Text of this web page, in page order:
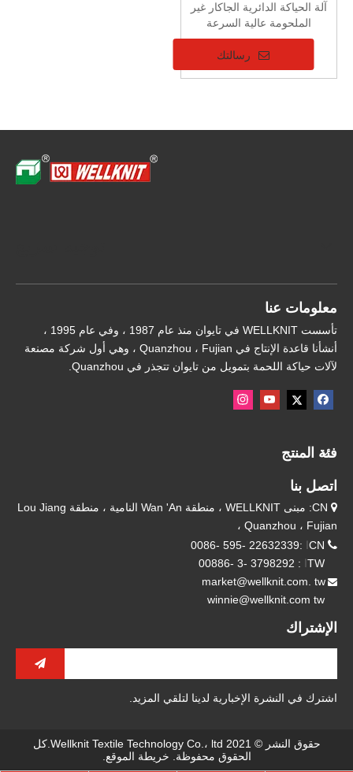
آلة الحياكة الدائرية الجاكار غير
الملحومة عالية السرعة
رسالتك
معلومات عنا
تأسست WELLKNIT في تايوان منذ عام 1987 ، وفي عام 1995 ،
أنشأنا قاعدة الإنتاج في Quanzhou ، Fujian ، وهي أول شركة مصنعة
لآلات حياكة اللحمة بتمويل من تايوان تتجذر في Quanzhou.
فئة المنتج
اتصل بنا

CN: مبنى WELLKNIT ، منطقة Wan 'An النامية ، منطقة Lou Jiang
، Quanzhou ، Fujian

CN
:22632339 -595 -0086
: 3798292 -3 -00886

market@wellknit.com. tw
winnie@wellknit.com tw
الإشتراك
اشترك في النشرة الإخبارية لدينا لتلقي المزيد.
حقوق النشر © 2021 Wellknit Textile Technology Co.، ltd.كل
الحقوق محفوظة. خريطة الموقع.